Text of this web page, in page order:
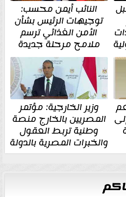
النائب أيمن محسب:
توجيهات الرئيس بشأن
الأمن الغذائي ترسم
ملامح مرحلة جديدة
وزير الخارجية: مؤتمر
المصريين بالخارج منصة
وطنية تربط العقول
والخبرات المصرية بالدولة